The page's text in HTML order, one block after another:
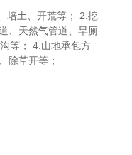
培土、开荒等； 2.挖
、天然气管道、旱厕
等； 4.山地承包方
除草开等；